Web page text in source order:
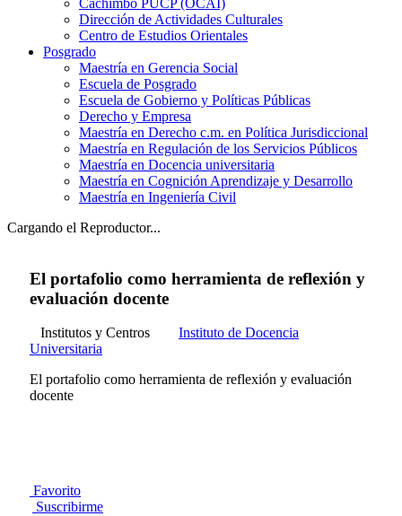
Cachimbo PUCP (OCAI)
Dirección de Actividades Culturales
Centro de Estudios Orientales
Posgrado
Maestría en Gerencia Social
Escuela de Posgrado
Escuela de Gobierno y Políticas Públicas
Derecho y Empresa
Maestría en Derecho c.m. en Política Jurisdiccional
Maestría en Regulación de los Servicios Públicos
Maestría en Docencia universitaria
Maestría en Cognición Aprendizaje y Desarrollo
Maestría en Ingeniería Civil
Cargando el Reproductor...
El portafolio como herramienta de reflexión y
evaluación docente
Institutos y Centros
Instituto de Docencia
Universitaria
El portafolio como herramienta de reflexión y evaluación
docente
Favorito
Suscribirme